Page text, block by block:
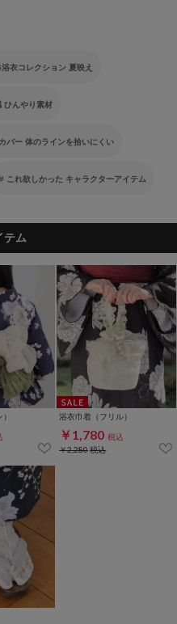
衣コレクション 夏映え
ひんやり素材
バー 体のラインを拾いにくい
これ欲しかった キャラクターアイテム
テム
浴衣巾着（フリル）
￥1,780 税込
￥2,280税込